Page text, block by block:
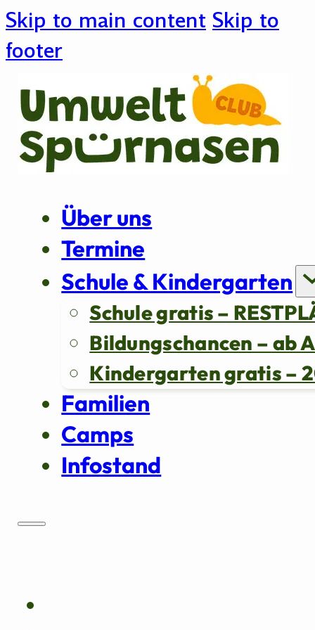
Skip to main content Skip to
footer
Über uns
Termine
Schule & Kindergarten
Schule gratis –
Bildungschancen – ab
Kindergarten gratis –
Familien
Camps
Infostand